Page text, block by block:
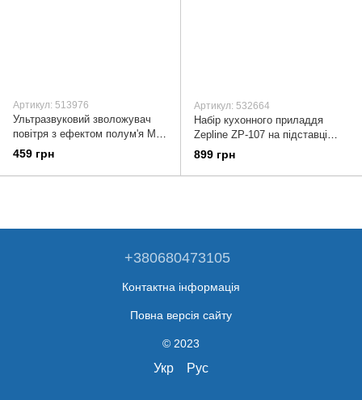
Артикул: 513976
Ультразвуковий зволожувач
повітря з ефектом полум'я MD
115-252
459 грн
Артикул: 532664
Набір кухонного приладдя
Zepline ZP-107 на підставці
Рожевий
899 грн
+380680473105
Контактна інформація
Повна версія сайту
© 2023
Укр Рус